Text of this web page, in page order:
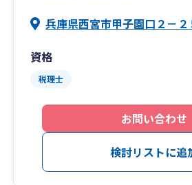
兵庫県西宮市甲子園口２－２
資格
税理士
お問い合わせ
検討リストに追